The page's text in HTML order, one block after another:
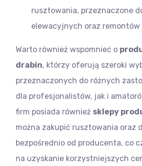
rusztowania, przeznaczone
elewacyjnych oraz remontów
Warto również wspomnieć o
drabin, którzy oferują szeroki
przeznaczonych do różnych
dla profesjonalistów, jak i
firm posiada również sklepy
można zakupić rusztowania oraz
bezpośrednio od producenta, co
na uzyskanie korzystniejszych